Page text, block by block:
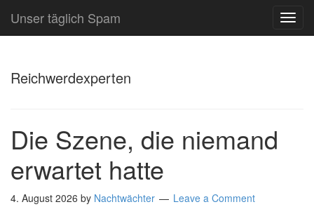
Unser täglich Spam
Reichwerdexperten
Die Szene, die niemand
erwartet hatte
4. August 2026 by Nachtwächter Leave a Comment